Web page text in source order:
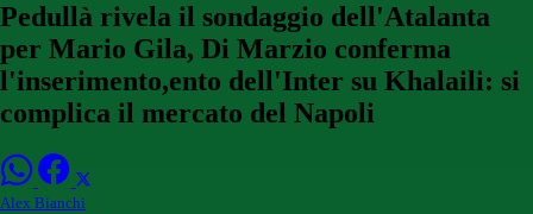
Pedullà rivela il sondaggio dell'Atalanta
per Mario Gila, Di Marzio conferma
l'inserimento,ento dell'Inter su Khalaili: si
complica il mercato del Napoli
Alex Bianchi